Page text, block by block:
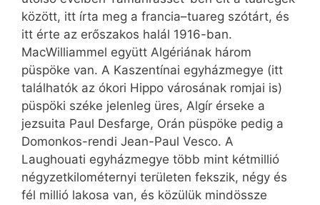
között, itt írta meg a francia–tuareg szótárt, és
itt érte az erőszakos halál 1916-ban.
MacWilliammel együtt Algériának három
püspöke van. A Kaszentínai egyházmegye (itt
találhatók az ókori Hippo városának romjai is)
püspöki széke jelenleg üres, Algír érseke a
jezsuita Paul Desfarge, Orán püspöke pedig a
Domonkos-rendi Jean-Paul Vesco. A
Laughouati egyházmegye több mint kétmillió
négyzet­kilométernyi területen fekszik, négy és
fél millió lakosa van, és közülük mindössze